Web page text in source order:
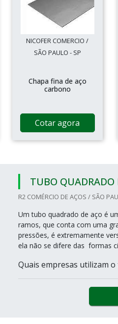
NICOFER COMERCIO /
SÃO PAULO - SP
Chapa fina de aço
carbono
Cotar agora
TUBO QUADRADO
R2 COMÉRCIO DE AÇOS / SÃO
Um tubo quadrado de aço é
ramos, que conta com uma
pressões, é extremamente
ela não se difere das formas
Quais empresas utilizam o